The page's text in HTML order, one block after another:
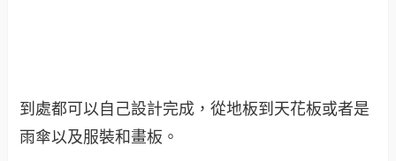
到處都可以自己設計完成，從地板到天花板或者是
雨傘以及服裝和畫板。